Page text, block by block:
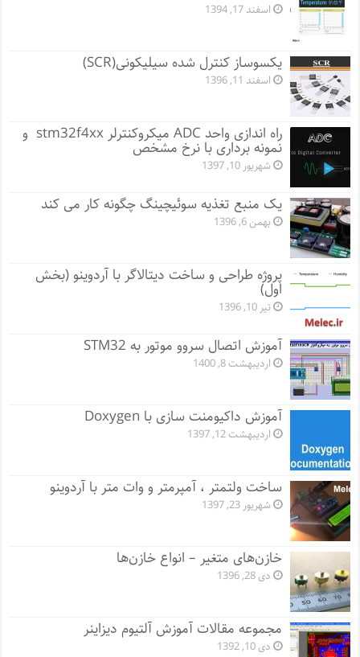
اسفند 17, 1394
یکسوساز کنترل شده سیلیکونی(SCR)
اسفند 11, 1396
راه اندازی واحد ADC میکروکنترلر stm32f4xx و
نمونه برداری با نرخ مشخص
شهریور 10, 1397
یک منبع تغذیه سوئیچینگ چگونه کار می کند
بهمن 6, 1396
پروژه طراحی و ساخت دیتالاگر با آردوینو (بخش
اول)
تیر 10, 1396
آموزش اتصال سروو موتور به STM32
اردیبهشت 8, 1400
آموزش داکیومنت سازی با Doxygen
اردیبهشت 12, 1397
ساخت ولتمتر ، آمپرمتر و وات متر با آردوینو
شهریور 23, 1397
خازن‌های متغیر – انواع خازن‌ها
دی 28, 1396
مجموعه مقالات آموزش آلتیوم دیزاینر
دی 10, 1392